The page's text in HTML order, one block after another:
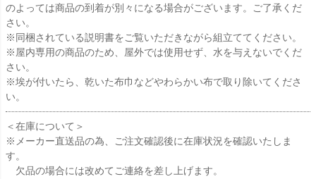
のよっては商品の到着が別々になる場合がございます。ご了承くだ
さい。
※同梱されている説明書をご覧いただきながら組立ててください。
※屋内専用の商品のため、屋外では使用せず、水を与えないでくだ
さい。
※埃が付いたら、乾いた布巾などやわらかい布で取り除いてくださ
い。
＜在庫について＞
※メーカー直送品の為、ご注文確認後に在庫状況を確認いたしま
す。
欠品の場合には改めてご連絡を差し上げます。